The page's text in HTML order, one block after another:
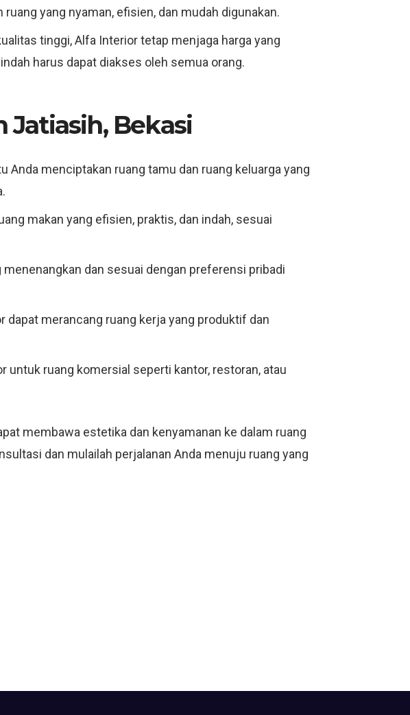
yang nyaman, efisien, dan mudah digunakan.
tinggi, Alfa Interior tetap menjaga harga yang
harus dapat diakses oleh semua orang.
Jatiasih, Bekasi
Anda menciptakan ruang tamu dan ruang keluarga yang
makan yang efisien, praktis, dan indah, sesuai
dan sesuai dengan preferensi pribadi
dapat merancang ruang kerja yang produktif dan
untuk ruang komersial seperti kantor, restoran, atau
membawa estetika dan kenyamanan ke dalam ruang
dan mulailah perjalanan Anda menuju ruang yang